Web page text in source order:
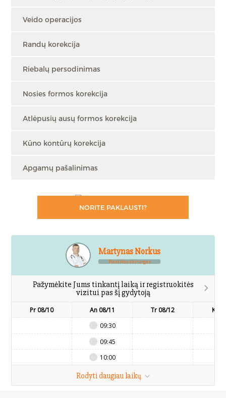
Veido operacijos
Randų korekcija
Riebalų persodinimas
Nosies formos korekcija
Atlėpusių ausų formos korekcija
Kūno kontūrų korekcija
Apgamų pašalinimas
NORITE PAKLAUSTI?
Martynas Norkus
Plastikos chirurgas
Pažymėkite Jums tinkantį laiką ir registruokitės
vizitui pas šį gydytoją
Pr 08/10
An 08/11
09:30
09:45
10:00
Tr 08/12 Kt
Rodyti daugiau laikų